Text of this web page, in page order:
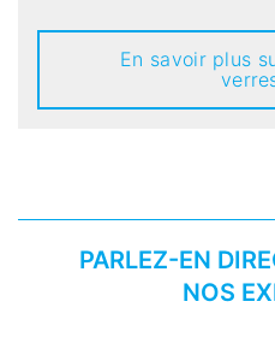
En savoir plus
PARLEZ-EN
NOS